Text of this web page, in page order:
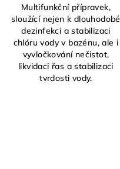
Multifunkční přípravek,
sloužící nejen k dlouhodobé
dezinfekci a stabilizaci
chlóru vody v bazénu, ale i
vyvločkování nečistot,
likvidaci řas a stabilizaci
tvrdosti vody.